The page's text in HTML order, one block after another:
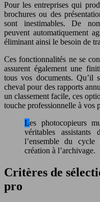
Pour les entreprises qui
brochures ou des
sont inestimables. De
peuvent automatiquement
éliminant ainsi le besoin de
Ces fonctionnalités ne se
assurent également une
tous vos documents. Qu’il
cheval pour des rapports
un classement facile, ces
touche professionnelle à vos
Les photocopieurs multifonctions modernes sont de
véritables assistants
l’ensemble du
création à l’archivage.
Critères de
pro